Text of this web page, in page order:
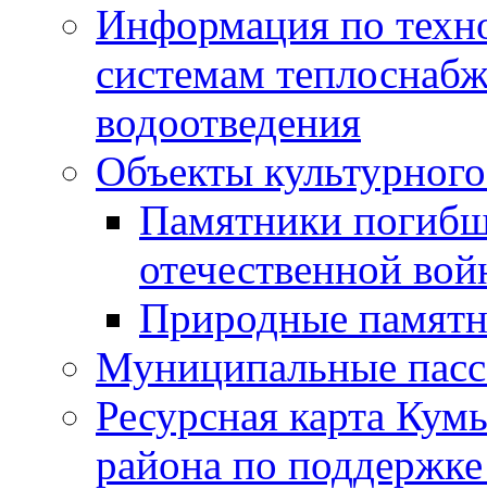
Информация по
системам
водоотведения
Объекты
Памятники
отечественной
Природные
Муниципальные
Ресурсная карта
района по